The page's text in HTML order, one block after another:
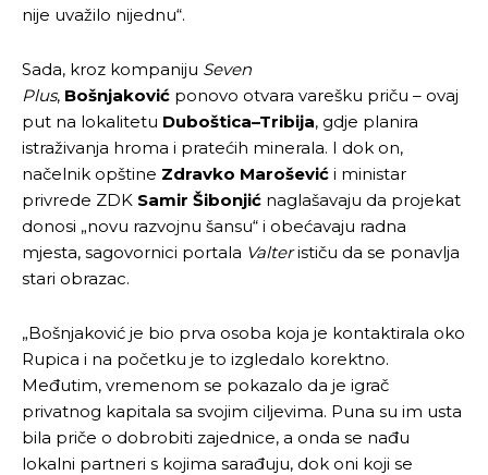
nije uvažilo nijednu“.
Sada, kroz kompaniju Seven
Plus, Bošnjaković ponovo otvara varešku priču – ovaj
put na lokalitetu Duboštica–Tribija, gdje planira
istraživanja hroma i pratećih minerala. I dok on,
načelnik opštine Zdravko Marošević i ministar
privrede ZDK Samir Šibonjić naglašavaju da projekat
donosi „novu razvojnu šansu“ i obećavaju radna
mjesta, sagovornici portala Valterističu da se ponavlja
stari obrazac.
„Bošnjaković je bio prva osoba koja je kontaktirala oko
Rupica i na početku je to izgledalo korektno.
Međutim, vremenom se pokazalo da je igrač
privatnog kapitala sa svojim ciljevima. Puna su im usta
bila priče o dobrobiti zajednice, a onda se nađu
lokalni partneri s kojima sarađuju, dok oni koji se